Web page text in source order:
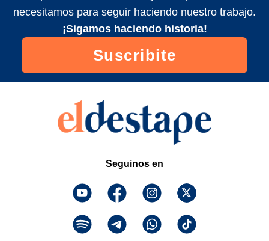
necesitamos para seguir haciendo nuestro trabajo.
¡Sigamos haciendo historia!
Suscribite
Seguinos en